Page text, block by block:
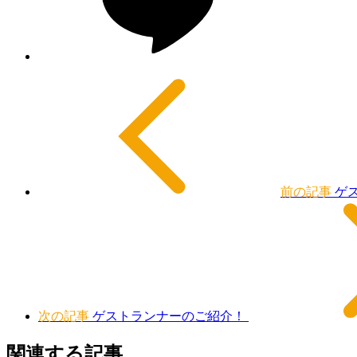
前の記事 ゲ
次の記事 ゲストランナーのご紹介！